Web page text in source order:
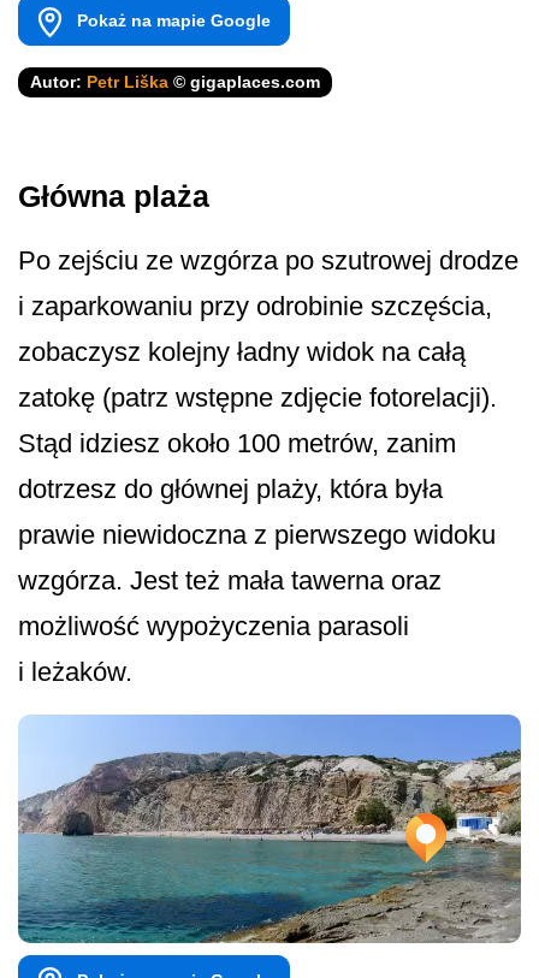
Pokaż na mapie Google
Autor: Petr Liška © gigaplaces.com
Główna plaża
Po zejściu ze wzgórza po szutrowej drodze
i zaparkowaniu przy odrobinie szczęścia,
zobaczysz kolejny ładny widok na całą
zatokę (patrz wstępne zdjęcie fotorelacji).
Stąd idziesz około 100 metrów, zanim
dotrzesz do głównej plaży, która była
prawie niewidoczna z pierwszego widoku
wzgórza. Jest też mała tawerna oraz
możliwość wypożyczenia parasoli
i leżaków.